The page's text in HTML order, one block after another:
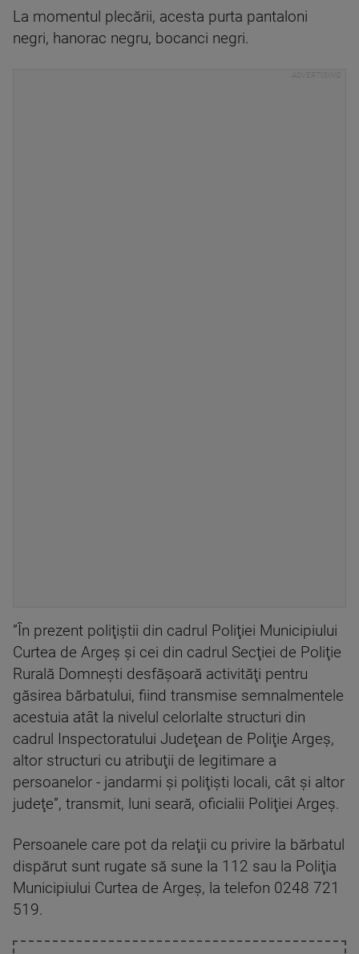
La momentul plecării, acesta purta pantaloni
negri, hanorac negru, bocanci negri.
”În prezent poliţiştii din cadrul Poliţiei Municipiului
Curtea de Argeş şi cei din cadrul Secţiei de Poliţie
Rurală Domneşti desfăşoară activităţi pentru
găsirea bărbatului, fiind transmise semnalmentele
acestuia atât la nivelul celorlalte structuri din
cadrul Inspectoratului Judeţean de Poliţie Argeş,
altor structuri cu atribuţii de legitimare a
persoanelor - jandarmi şi poliţişti locali, cât şi altor
judeţe”, transmit, luni seară, oficialii Poliţiei Argeş.
Persoanele care pot da relaţii cu privire la bărbatul
dispărut sunt rugate să sune la 112 sau la Poliţia
Municipiului Curtea de Argeş, la telefon 0248 721
519.